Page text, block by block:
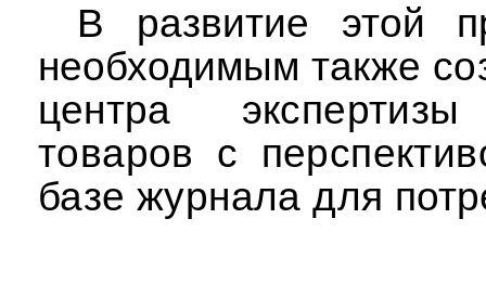
В развитие этой
необходимым также
центра
товаров с
базе журнала для